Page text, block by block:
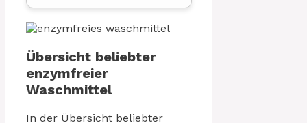
Übersicht beliebter
enzymfreier
Waschmittel
In der Übersicht beliebter